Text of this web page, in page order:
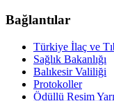
Bağlantılar
Türkiye İlaç ve
Sağlık Bakanlığı
Balıkesir Valiliği
Protokoller
Ödüllü Resim